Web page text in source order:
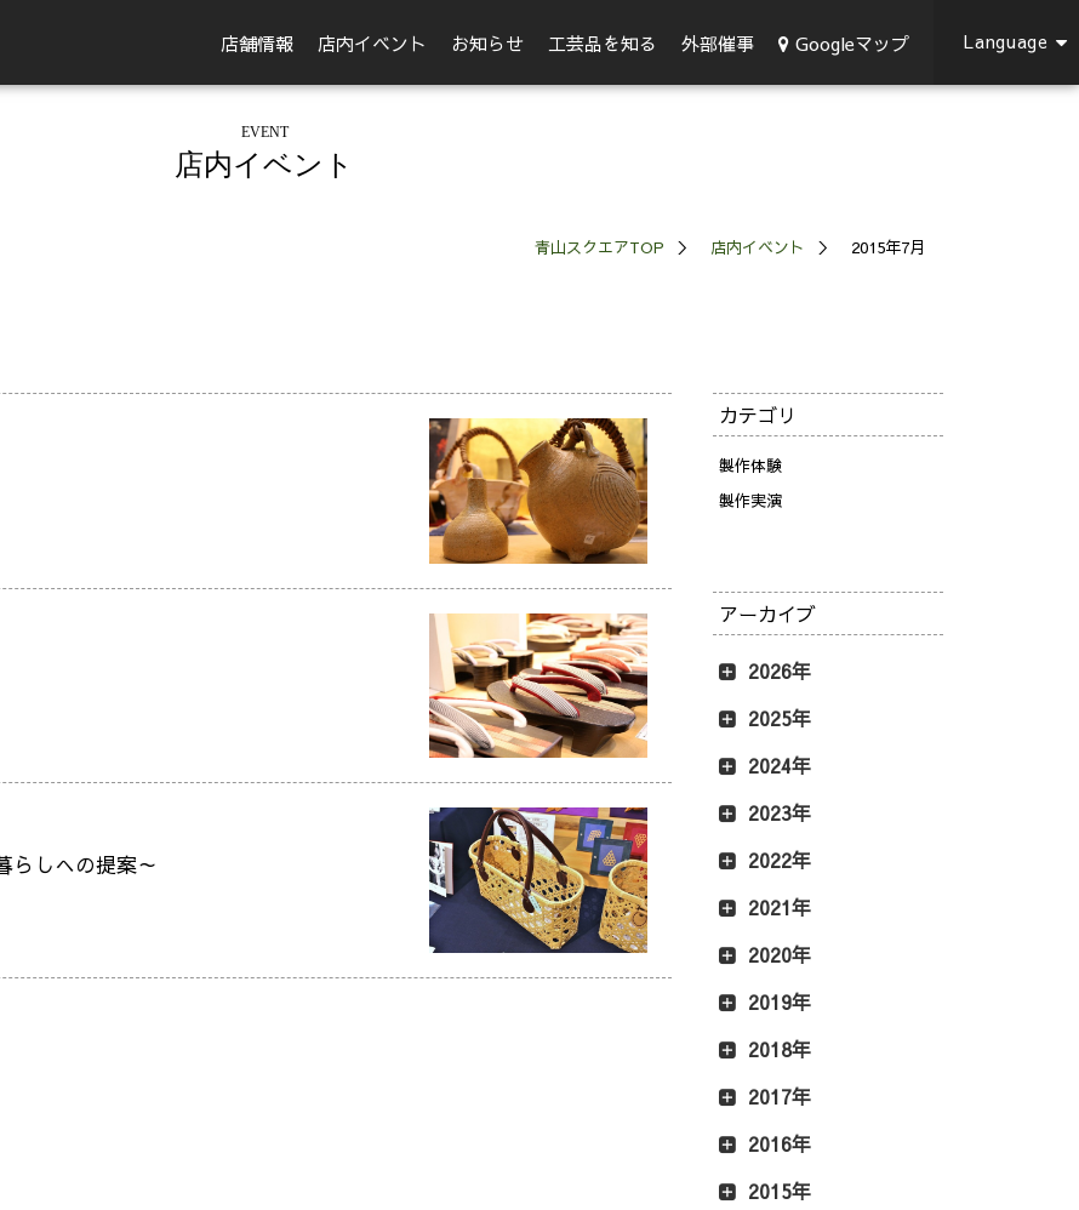
店舗情報 店内イベント お知らせ 工芸品を知る 外部催事 Googleマップ Language
EVENT
店内イベント
青山スクエアTOP 店内イベント 2015年7月
らしへの提案～
カテゴリ
製作体験
製作実演
アーカイブ
2026年
2025年
2024年
2023年
2022年
2021年
2020年
2019年
2018年
2017年
2016年
2015年